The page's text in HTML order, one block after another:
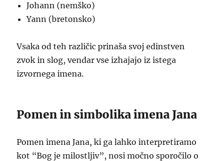
Johann (nemško)
Yann (bretonsko)
Vsaka od teh različic prinaša svoj edinstven
zvok in slog, vendar vse izhajajo iz istega
izvornega imena.
Pomen in simbolika imena Jana
Pomen imena Jana, ki ga lahko interpretiramo
kot “Bog je milostljiv”, nosi močno sporočilo o